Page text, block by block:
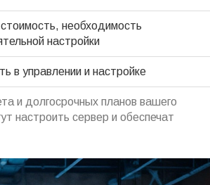
необходимость
настройки
в управлении и настройке
и долгосрочных планов вашего
настроить сервер и обеспечат